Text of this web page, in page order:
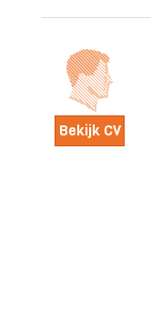
Bekijk CV